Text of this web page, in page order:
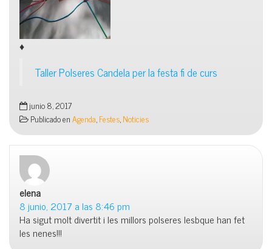
♦
Taller Polseres Candela per la festa fi de curs
junio 8, 2017
Publicado enAgenda,Festes,Noticies
elena
8 junio, 2017 a las 8:46 pm
Ha sigut molt divertit i les millors polseres lesbque han fet
les nenes!!!